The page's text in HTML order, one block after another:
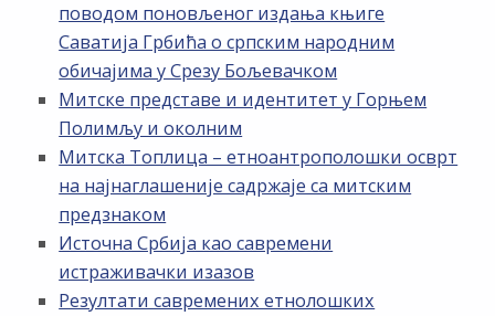
поводом поновљеног издања књиге
Саватија Грбића о српским народним
обичајима у Срезу Бољевачком
Митске представе и идентитет у Горњем
Полимљу и околним
Митска Топлица – етноантрополошки осврт
на најнаглашеније садржаје са митским
предзнаком
Источна Србија као савремени
истраживачки изазов
Резултати савремених етнолошких